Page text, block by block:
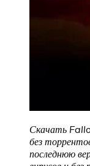
Скачать
без
последнюю